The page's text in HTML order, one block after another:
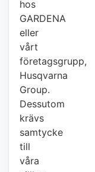
hos
GARDENA
eller
vårt
företagsgrupp,
Husqvarna
Group.
Dessutom
krävs
samtycke
till
våra